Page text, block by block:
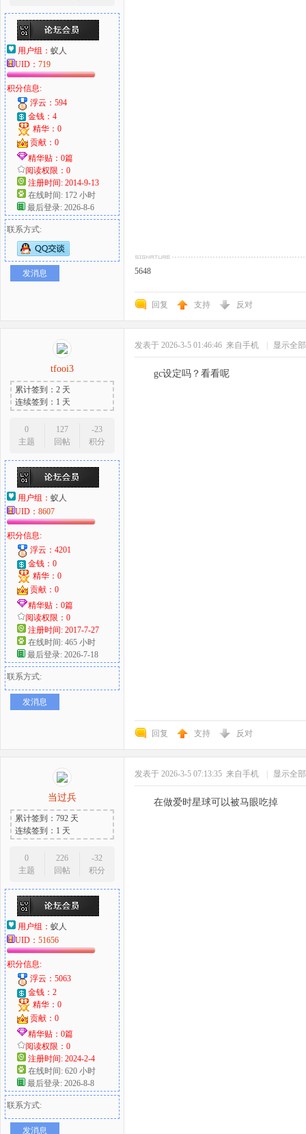
用户组： 蚁人
UID： 719
积分信息:
浮云：594
金钱：4
精华：0
贡献：0
精华贴：0篇
阅读权限：0
注册时间: 2014-9-13
在线时间: 172 小时
最后登录: 2026-8-6
联系方式:
发消息 5648
回复 支持 反对
tfooi3
累计签到：2 天
连续签到：1 天
0
主题
127
回帖
-23
积分
用户组： 蚁人
UID： 8607
积分信息:
浮云：4201
金钱：0
精华：0
贡献：0
精华贴：0篇
阅读权限：0
注册时间: 2017-7-27
在线时间: 465 小时
最后登录: 2026-7-18
联系方式:
发消息
发表于 2026-3-5 01:46:46 来自手机 显示全
gc设定吗？看看呢
回复 支持 反对
当过兵
累计签到：792 天
连续签到：1 天
0
主题
226
回帖
-32
积分
用户组： 蚁人
UID： 51656
积分信息:
浮云：5063
金钱：2
精华：0
贡献：0
精华贴：0篇
阅读权限：0
注册时间: 2024-2-4
在线时间: 620 小时
最后登录: 2026-8-8
联系方式:
发消息
发表于 2026-3-5 07:13:35 来自手机 显示全
在做爱时星球可以被马眼吃掉